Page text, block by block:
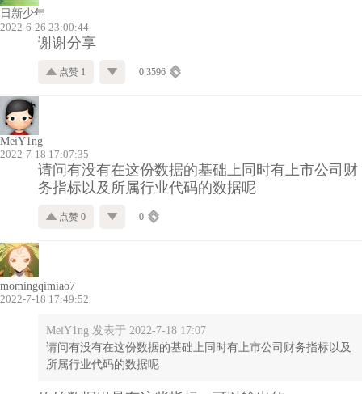
日新少年
2022-6-26 23:00:44
谢谢分享
点赞 1 0.3596
MeiY1ng
2022-7-18 17:07:35
请问有没有在这份数据的基础上同时有上市公司财
务指标以及所属行业代码的数据呢
点赞 0 0
momingqimiao7
2022-7-18 17:49:52
MeiY1ng 发表于 2022-7-18 17:07
请问有没有在这份数据的基础上同时有上市公司财务指标以及
所属行业代码的数据呢